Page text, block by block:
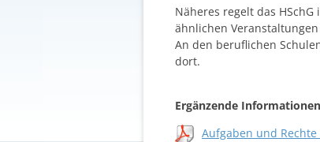
Näheres regelt das
ähnlichen
An den beruflichen
dort.
Ergänzende
Aufgaben und Rechte